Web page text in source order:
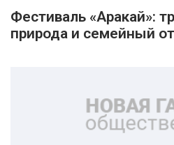
Фестиваль «Аракай»:
природа и семейный